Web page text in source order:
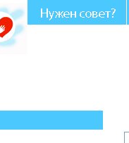
участии и совете.